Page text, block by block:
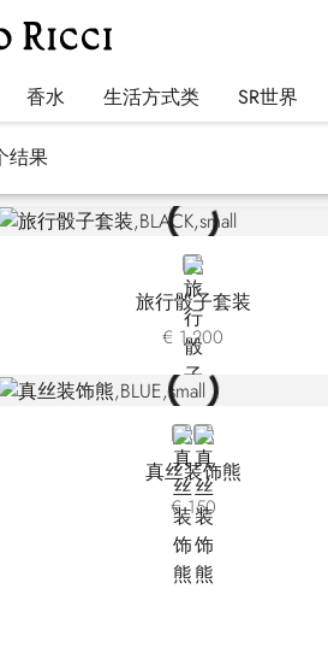
香水 生活方式类 SR世界
用品
结果
BLACK
旅行骰子套装
€ 1.200
BLUE 20SE23-002
BLUE 20SE23-003
真丝装饰熊
€ 150